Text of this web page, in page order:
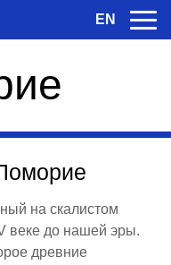
EN
на скалистом
веке до нашей эры.
древние